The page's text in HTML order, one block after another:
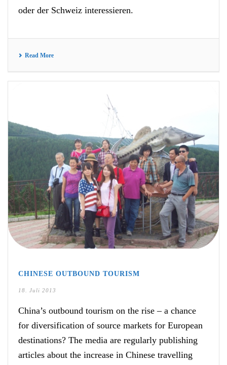
oder der Schweiz interessieren.
Read More
CHINESE OUTBOUND TOURISM
18. Juli 2013
China’s outbound tourism on the rise – a chance
for diversification of source markets for European
destinations? The media are regularly publishing
articles about the increase in Chinese travelling